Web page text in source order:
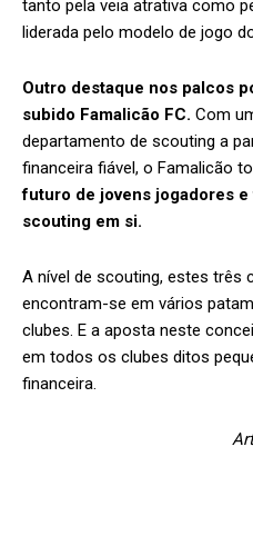
tanto pela veia atrativa como
liderada pelo modelo de jogo
Outro destaque nos palcos
subido Famalicão FC. Com
departamento de scouting a
financeira fiável, o Famalicão
futuro de jovens jogadores
scouting em si.
A nível de scouting, estes três
encontram-se em vários
clubes. E a aposta neste
em todos os clubes ditos
financeira.